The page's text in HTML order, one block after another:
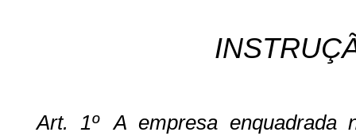
Art. 1º
A empresa enquadrada